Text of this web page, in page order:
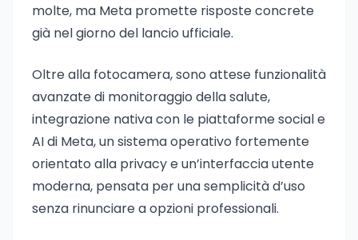
molte, ma Meta promette risposte concrete
già nel giorno del lancio ufficiale.
Oltre alla fotocamera, sono attese funzionalità
avanzate di monitoraggio della salute,
integrazione nativa con le piattaforme social e
AI di Meta, un sistema operativo fortemente
orientato alla privacy e un’interfaccia utente
moderna, pensata per una semplicità d’uso
senza rinunciare a opzioni professionali.